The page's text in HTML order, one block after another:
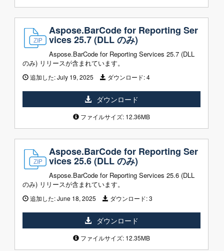
Aspose.BarCode for Reporting Ser
vices 25.7 (DLL のみ)
Aspose.BarCode for Reporting Services 25.7 (DLL
のみ) リリースが含まれています。
追加した:July 19, 2025 ダウンロード:4
ダウンロード
ファイルサイズ: 12.36MB
Aspose.BarCode for Reporting Ser
vices 25.6 (DLL のみ)
Aspose.BarCode for Reporting Services 25.6 (DLL
のみ) リリースが含まれています。
追加した:June 18, 2025 ダウンロード:3
ダウンロード
ファイルサイズ: 12.35MB